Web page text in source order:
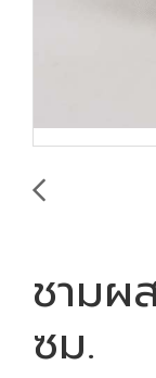
ชามผ
ซม.